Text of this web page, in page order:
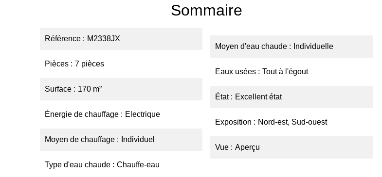
Sommaire
Référence M2338JX
Pièces 7 pièces
Surface 170 m²
Énergie de chauffage Electrique
Moyen de chauffage Individuel
Type d'eau chaude Chauffe-eau
Moyen d'eau chaude Individuelle
Eaux usées Tout à l'égout
État Excellent état
Exposition Nord-est, Sud-ouest
Vue Aperçu